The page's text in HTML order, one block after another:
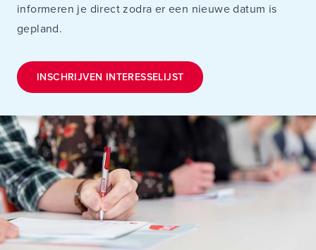
informeren je direct zodra er een nieuwe datum is
gepland.
INSCHRIJVEN INTERESSELIJST